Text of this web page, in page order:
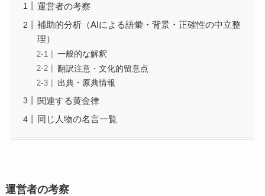
運営者の考察
補助的分析（AIによる語彙・背景・正確性の中立整
理）
一般的な解釈
翻訳注意・文化的留意点
出典・原典情報
関連する黄金律
同じ人物の名言一覧
運営者の考察